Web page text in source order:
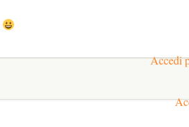
Accedi